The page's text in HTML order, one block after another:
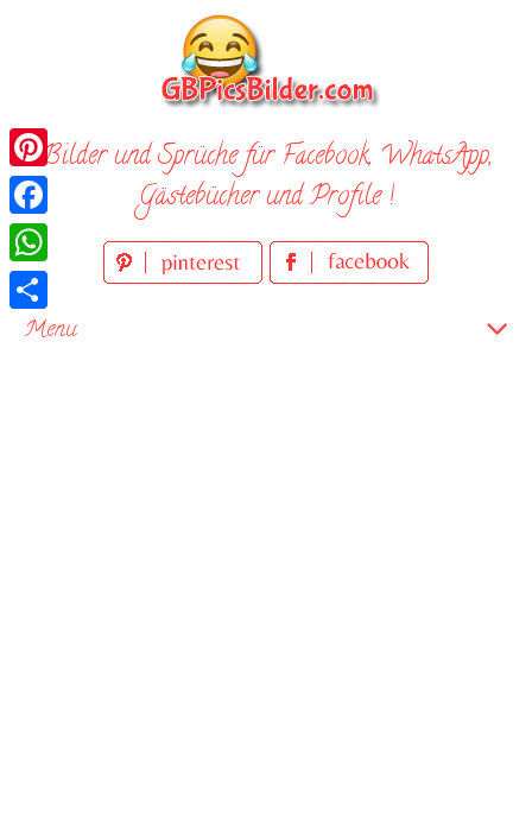
Bilder und Sprüche für Facebook, WhatsApp,
Gästebücher und Profile !
Menu
Pinterest
Facebook
WhatsApp
Teilen